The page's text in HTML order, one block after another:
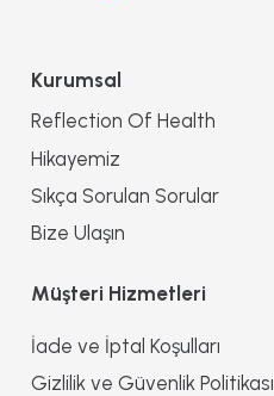
Kurumsal
Reflection Of Health
Hikayemiz
Sıkça Sorulan Sorular
Bize Ulaşın
Müşteri Hizmetleri
İade ve İptal Koşulları
Gizlilik ve Güvenlik Politikası